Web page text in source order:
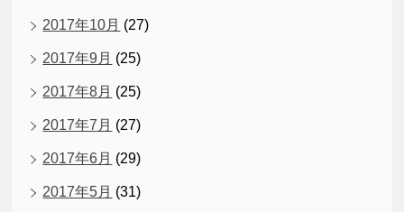
2017年10月 (27)
2017年9月 (25)
2017年8月 (25)
2017年7月 (27)
2017年6月 (29)
2017年5月 (31)